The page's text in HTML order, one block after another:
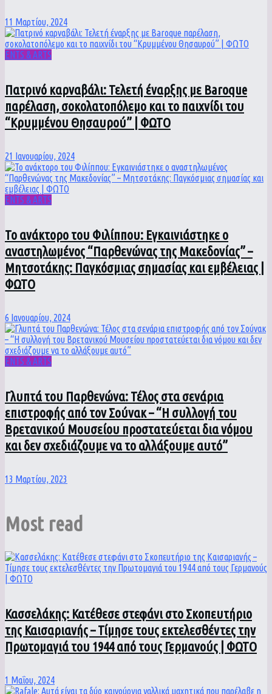
11 Μαρτίου, 2024
ENTS & ARTS
Πατρινό καρναβάλι: Τελετή έναρξης με Baroque
παρέλαση, σοκολατοπόλεμο και το παιχνίδι του
“Κρυμμένου Θησαυρού” | ΦΩΤΟ
21 Ιανουαρίου, 2024
ENTS & ARTS
To ανάκτορο του Φιλίππου: Εγκαινιάστηκε ο
αναστηλωμένος “Παρθενώνας της Μακεδονίας” –
Μητσοτάκης: Παγκόσμιας σημασίας και εμβέλειας |
ΦΩΤΟ
6 Ιανουαρίου, 2024
ENTS & ARTS
Γλυπτά του Παρθενώνα: Τέλος στα σενάρια
επιστροφής από τον Σούνακ – “Η συλλογή του
Βρετανικού Μουσείου προστατεύεται δια νόμου
και δεν σχεδιάζουμε να το αλλάξουμε αυτό”
13 Μαρτίου, 2023
Most read
Κασσελάκης: Κατέθεσε στεφάνι στο Σκοπευτήριο
της Καισαριανής – Τίμησε τους εκτελεσθέντες την
Πρωτομαγιά του 1944 από τους Γερμανούς | ΦΩΤΟ
1 Μαΐου, 2024